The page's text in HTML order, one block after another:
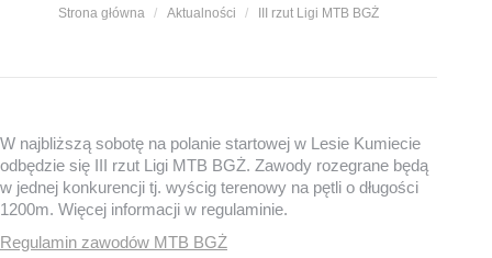
Jesteś tutaj:
Strona główna Aktualności III rzut Ligi MTB BGŻ
W najbliższą sobotę na polanie startowej w Lesie Kumiecie
odbędzie się III rzut Ligi MTB BGŻ. Zawody rozegrane będą
w jednej konkurencji tj. wyścig terenowy na pętli o długości
1200m. Więcej informacji w regulaminie.
Regulamin zawodów MTB BGŻ